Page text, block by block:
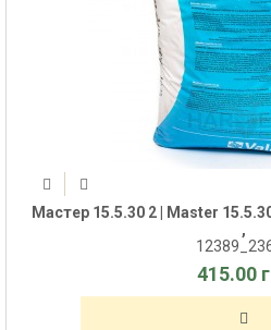
Мастер 15.5.30 2 | Master
,
415.00